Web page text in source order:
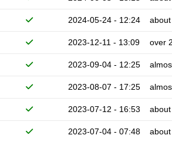
2024-05-24 - 12:24
2023-12-11 - 13:09 over
2023-09-04 - 12:25
2023-08-07 - 17:25
2023-07-12 - 16:53
2023-07-04 - 07:48